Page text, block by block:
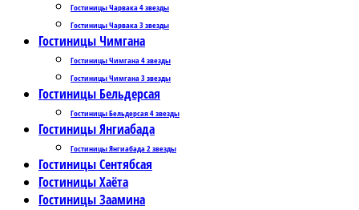
Гостиницы Чарвака 4 звезды
Гостиницы Чарвака 3 звезды
Гостиницы Чимгана
Гостиницы Чимгана 4 звезды
Гостиницы Чимгана 3 звезды
Гостиницы Бельдерсая
Гостиницы Бельдерсая 4 звезды
Гостиницы Янгиабада
Гостиницы Янгиабада 2 звезды
Гостиницы Сентябсая
Гостиницы Хаёта
Гостиницы Заамина